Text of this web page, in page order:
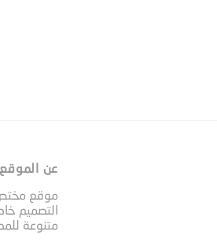
عن الموقع
موقع
التصميم
متنوعة